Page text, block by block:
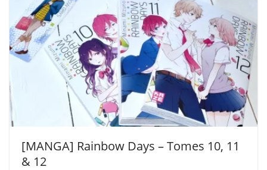
[MANGA] Rainbow Days – Tomes 10, 11
& 12